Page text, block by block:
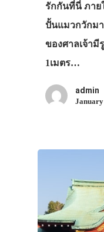
รักกันที่นี่ ภาย
ปั้นแมวกวักม
ของศาลเจ้า
1เมตร…
admin
January